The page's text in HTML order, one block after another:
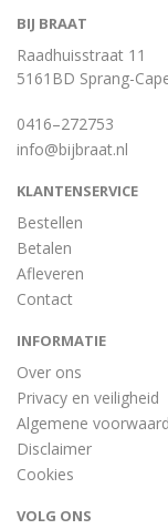
BIJ BRAAT
Raadhuisstraat 11
5161BD Sprang-
0416–272753
info@bijbraat.nl
KLANTENSERVICE
Bestellen
Betalen
Afleveren
Contact
INFORMATIE
Over ons
Privacy en veiligheid
Algemene
Disclaimer
Cookies
VOLG ONS